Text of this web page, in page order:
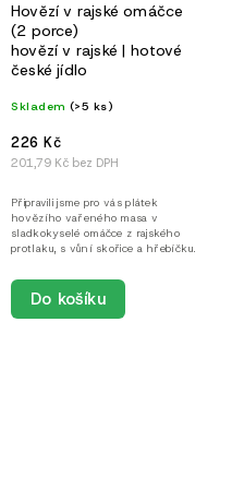
Hovězí v rajské omáčce
(2 porce)
hovězí v rajské | hotové
české jídlo
Skladem (>5 ks)
201,79 Kč bez DPH
226 Kč
Do košíku
Připravili jsme pro vás plátek
hovězího vařeného masa v
sladkokyselé omáčce z rajského
protlaku, s vůní skořice a hřebíčku.